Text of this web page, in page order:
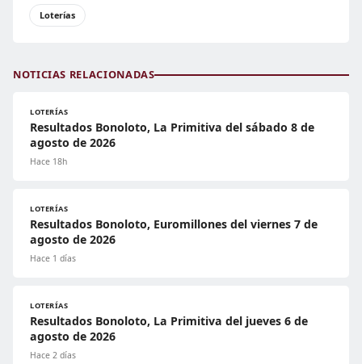
Loterías
NOTICIAS RELACIONADAS
LOTERÍAS
Resultados Bonoloto, La Primitiva del sábado 8 de
agosto de 2026
Hace 18h
LOTERÍAS
Resultados Bonoloto, Euromillones del viernes 7 de
agosto de 2026
Hace 1 días
LOTERÍAS
Resultados Bonoloto, La Primitiva del jueves 6 de
agosto de 2026
Hace 2 días